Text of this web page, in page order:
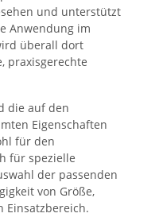
und unterstützt
Anwendung im
überall dort
praxisgerechte
die auf den
Eigenschaften
für den
für spezielle
der passenden
von Größe,
Einsatzbereich.